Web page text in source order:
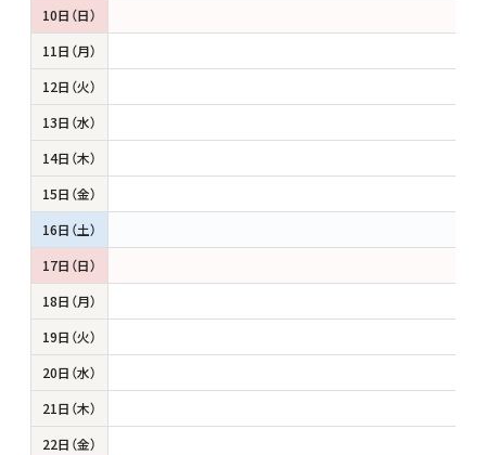
10日（日）
11日（月）
12日（火）
13日（水）
14日（木）
15日（金）
16日（土）
17日（日）
18日（月）
19日（火）
20日（水）
21日（木）
22日（金）